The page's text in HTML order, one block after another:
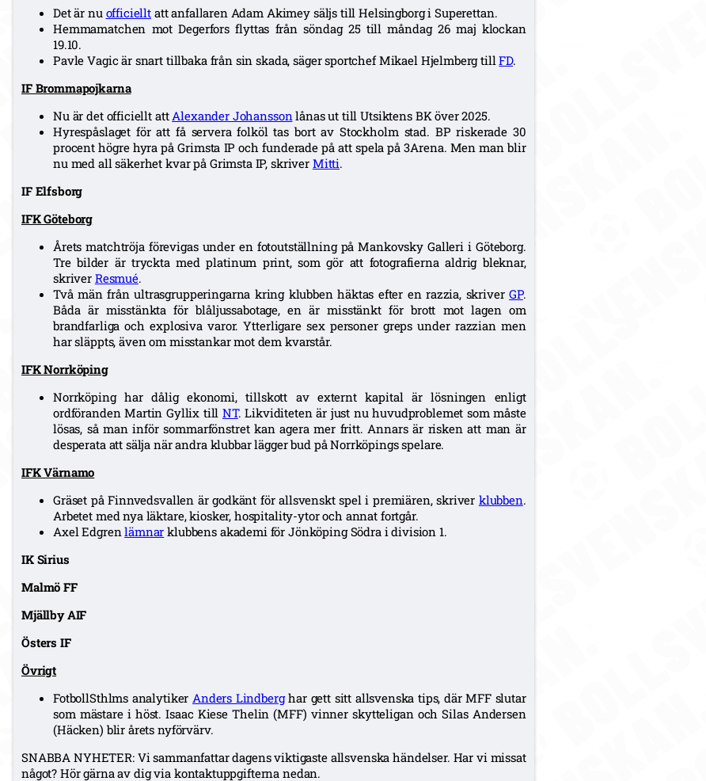
Det är nu officiellt att anfallaren Adam Akimey säljs till Helsingborg i Superettan.
Hemmamatchen mot Degerfors flyttas från söndag 25 till måndag 26 maj klockan
19.10.
Pavle Vagic är snart tillbaka från sin skada, säger sportchef Mikael Hjelmberg tillFD.
IF Brommapojkarna
Nu är det officiellt att Alexander Johansson lånas ut till Utsiktens BK över 2025.
Hyrespåslaget för att få servera folköl tas bort av Stockholm stad. BP riskerade 30
procent högre hyra på Grimsta IP och funderade på att spela på 3Arena. Men man blir
nu med all säkerhet kvar på Grimsta IP, skriver Mitti.
IF Elfsborg
IFK Göteborg
Årets matchtröja förevigas under en fotoutställning på Mankovsky Galleri i Göteborg.
Tre bilder är tryckta med platinum print, som gör att fotografierna aldrig bleknar,
skriver Resmué.
Två män från ultrasgrupperingarna kring klubben häktas efter en razzia, skriverGP.
Båda är misstänkta för blåljussabotage, en är misstänkt för brott mot lagen om
brandfarliga och explosiva varor. Ytterligare sex personer greps under razzian men
har släppts, även om misstankar mot dem kvarstår.
IFK Norrköping
Norrköping har dålig ekonomi, tillskott av externt kapital är lösningen enligt
ordföranden Martin Gyllix tillNT. Likviditeten är just nu huvudproblemet som måste
lösas, så man inför sommarfönstret kan agera mer fritt. Annars är risken att man är
desperata att sälja när andra klubbar lägger bud på Norrköpings spelare.
IFK Värnamo
Gräset på Finnvedsvallen är godkänt för allsvenskt spel i premiären, skriver klubben.
Arbetet med nya läktare, kiosker, hospitality-ytor och annat fortgår.
Axel Edgrenlämnar klubbens akademi för Jönköping Södra i division 1.
IK Sirius
Malmö FF
Mjällby AIF
Östers IF
Övrigt
FotbollSthlms analytiker Anders Lindberghar gett sitt allsvenska tips, där MFF slutar
som mästare i höst. Isaac Kiese Thelin (MFF) vinner skytteligan och Silas Andersen
(Häcken) blir årets nyförvärv.
SNABBA NYHETER: Vi sammanfattar dagens viktigaste allsvenska händelser. Har vi missat
något? Hör gärna av dig via kontaktuppgifterna nedan.